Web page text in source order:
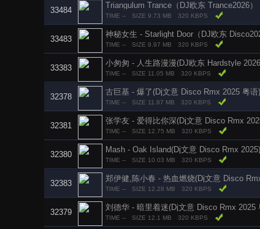
33484
Triangulum Trance（DJ欧东 Trance2026）
TIME -- SIZE 9.73 MB 320 KBPS
33483
神秘女生 - Starlight Door（DJ欧东
TIME -- SIZE 9.97 MB 320 KBPS
33383
小匆匆 - 人生路漫漫(DJ欧东 Hardstyle
TIME -- SIZE 11.05 MB 320 KBPS
32378
古巨基 - 爆了(Dj文意 Disco Rmx 2025 粤语)
TIME -- SIZE 11.87 MB 320 KBPS
32381
张学友 - 爱得比你深(Dj文意 Disco Rmx
TIME -- SIZE 12.75 MB 320 KBPS
32380
Mash - Oak Island(Dj文意 Disco Rmx 2025)
TIME -- SIZE 10.03 MB 320 KBPS
32383
郑伊健,陈小春 - 热血燃烧(Dj文意 Disco
TIME -- SIZE 12.28 MB 320 KBPS
32379
刘德华 - 暗里着迷(Dj文意 Disco Rmx 2025
TIME -- SIZE 12.1 MB 320 KBPS